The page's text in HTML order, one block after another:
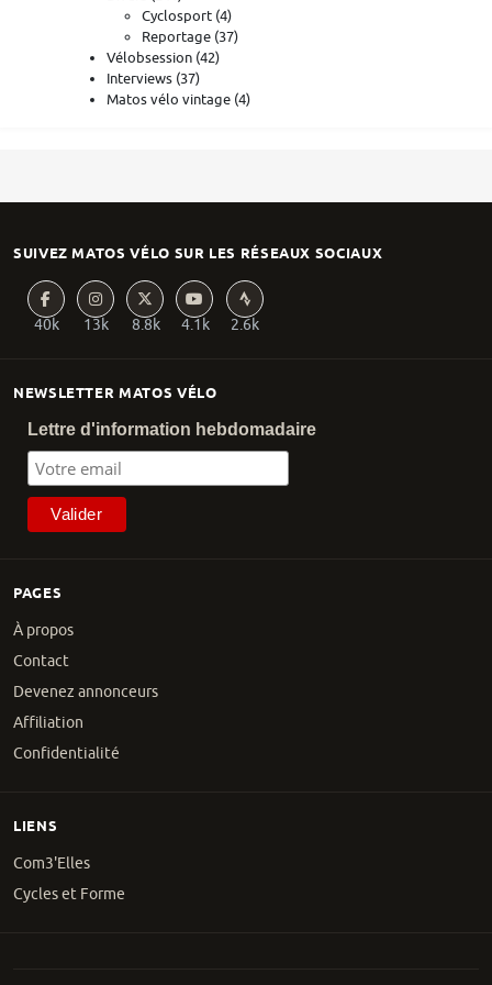
Cyclosport (4)
Reportage (37)
Vélobsession (42)
Interviews (37)
Matos vélo vintage (4)
PAGES
À propos
Contact
Devenez annonceurs
Affiliation
Confidentialité
NEWSLETTER MATOS VÉLO
Lettre d'information hebdomadaire
SUIVEZ MATOS VÉLO SUR LES RÉSEAUX SOCIAUX
40k 13k 8.8k 4.1k 2.6k
LIENS
Com3'Elles
Cycles et Forme